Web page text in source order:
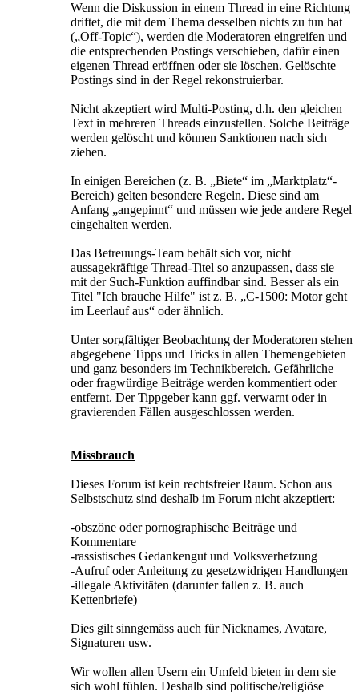
Wenn die Diskussion in einem Thread in eine Richtung
driftet, die mit dem Thema desselben nichts zu tun hat
(„Off-Topic“), werden die Moderatoren eingreifen und
die entsprechenden Postings verschieben, dafür einen
eigenen Thread eröffnen oder sie löschen. Gelöschte
Postings sind in der Regel rekonstruierbar.
Nicht akzeptiert wird Multi-Posting, d.h. den gleichen
Text in mehreren Threads einzustellen. Solche Beiträge
werden gelöscht und können Sanktionen nach sich
ziehen.
In einigen Bereichen (z. B. „Biete“ im „Marktplatz“-
Bereich) gelten besondere Regeln. Diese sind am
Anfang „angepinnt“ und müssen wie jede andere Regel
eingehalten werden.
Das Betreuungs-Team behält sich vor, nicht
aussagekräftige Thread-Titel so anzupassen, dass sie
mit der Such-Funktion auffindbar sind. Besser als ein
Titel "Ich brauche Hilfe" ist z. B. „C-1500: Motor geht
im Leerlauf aus“ oder ähnlich.
Unter sorgfältiger Beobachtung der Moderatoren stehen
abgegebene Tipps und Tricks in allen Themengebieten
und ganz besonders im Technikbereich. Gefährliche
oder fragwürdige Beiträge werden kommentiert oder
entfernt. Der Tippgeber kann ggf. verwarnt oder in
gravierenden Fällen ausgeschlossen werden.
Missbrauch
Dieses Forum ist kein rechtsfreier Raum. Schon aus
Selbstschutz sind deshalb im Forum nicht akzeptiert:
-obszöne oder pornographische Beiträge und
Kommentare
-rassistisches Gedankengut und Volksverhetzung
-Aufruf oder Anleitung zu gesetzwidrigen Handlungen
-illegale Aktivitäten (darunter fallen z. B. auch
Kettenbriefe)
Dies gilt sinngemäss auch für Nicknames, Avatare,
Signaturen usw.
Wir wollen allen Usern ein Umfeld bieten in dem sie
sich wohl fühlen. Deshalb sind politische/religiöse